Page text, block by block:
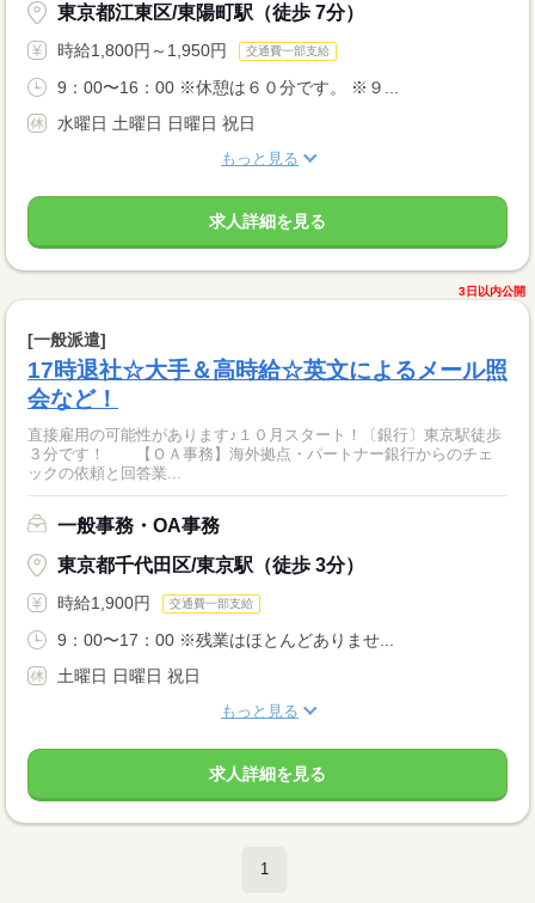
東京都江東区/東陽町駅（徒歩 7分）
時給1,800円～1,950円 交通費一部支給
9：00〜16：00 ※休憩は６０分です。 ※９...
水曜日 土曜日 日曜日 祝日
もっと見る
求人詳細を見る
3日以内公開
[一般派遣]
17時退社☆大手＆高時給☆英文によるメール照
会など！
直接雇用の可能性があります♪１０月スタート！〔銀行〕東京駅徒歩
３分です！ 【ＯＡ事務】海外拠点・パートナー銀行からのチェ
ックの依頼と回答業...
一般事務・OA事務
東京都千代田区/東京駅（徒歩 3分）
時給1,900円 交通費一部支給
9：00〜17：00 ※残業はほとんどありませ...
土曜日 日曜日 祝日
もっと見る
求人詳細を見る
1